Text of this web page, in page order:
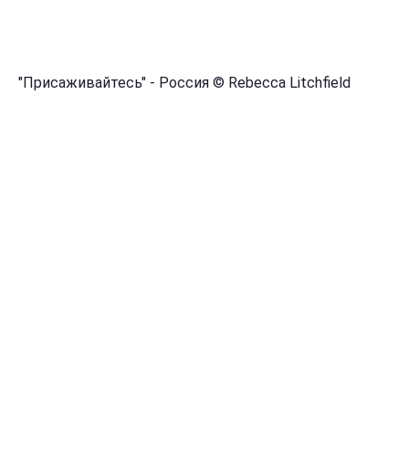
"Присаживайтесь" - Россия © Rebecca Litchfield